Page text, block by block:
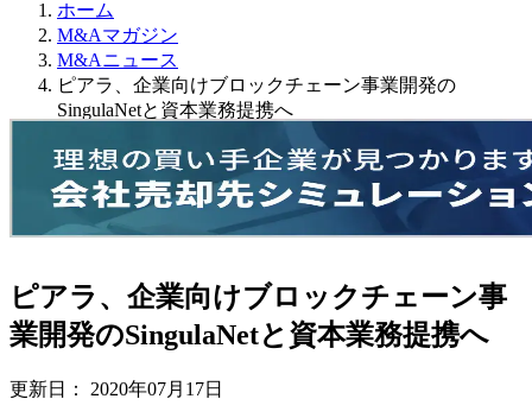
ホーム
M&Aマガジン
M&Aニュース
ピアラ、企業向けブロックチェーン事業開発の
SingulaNetと資本業務提携へ
ピアラ、企業向けブロックチェーン事
業開発のSingulaNetと資本業務提携へ
更新日： 2020年07月17日